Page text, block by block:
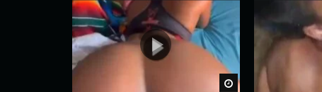
Watch Later